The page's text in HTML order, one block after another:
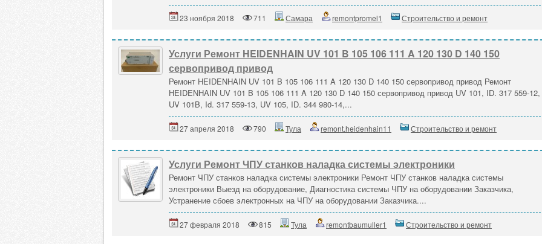
23 ноября 2018 711 Самара remontpromel1 Строительство и ремонт
Услуги Ремонт HEIDENHAIN UV 101 B 105 106 111 A 120 130 D 140 150
сервопривод привод
Ремонт HEIDENHAIN UV 101 B 105 106 111 A 120 130 D 140 150 сервопривод привод Ремонт
HEIDENHAIN UV 101 B 105 106 111 A 120 130 D 140 150 сервопривод привод UV 101, ID. 317 559-12,
UV 101B, Id. 317 559-13, UV 105, ID. 344 980-14,...
27 апреля 2018 790 Тула remont.heidenhain11 Строительство и ремонт
Услуги Ремонт ЧПУ станков наладка системы электроники
Ремонт ЧПУ станков наладка системы электроники Ремонт ЧПУ станков наладка системы
электроники Выезд на оборудование, Диагностика системы ЧПУ на оборудовании Заказчика,
Устранение сбоев электронных на ЧПУ на оборудовании Заказчика....
27 февраля 2018 815 Тула remontbaumuller1 Строительство и ремонт